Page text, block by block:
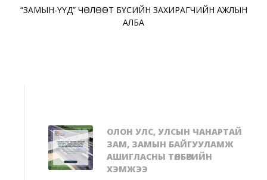
“ЗАМЫН-ҮҮД” ЧӨЛӨӨТ БҮСИЙН ЗАХИРАГЧИЙН АЖЛЫН
АЛБА
ОЛОН УЛС, УЛСЫН ЧАНАРТАЙ
ЗАМ, ЗАМЫН БАЙГУУЛАМЖ
АШИГЛАСНЫ ТӨЛБӨРИЙН
ХЭМЖЭЭ